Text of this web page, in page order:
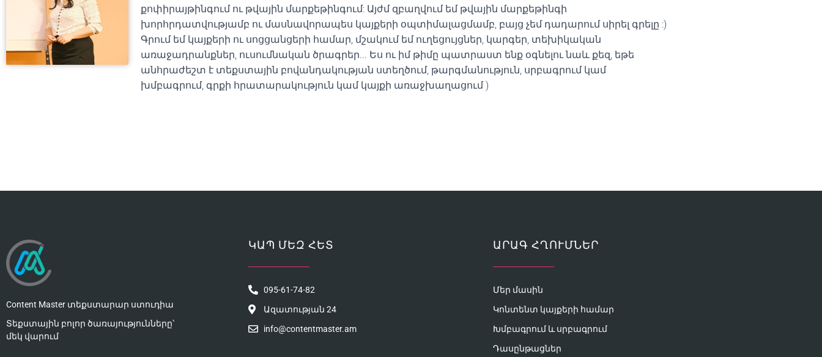
քոփիրայթինգում ու թվային մարքեթինգում: Այժմ զբաղվում եմ թվային մարքեթինգի
խորհրդատվությամբ ու մասնավորապես կայքերի օպտիմալացմամբ, բայց չեմ դադարում սիրել գրելը :)
Գրում եմ կայքերի ու սոցցանցերի համար, մշակում եմ ուղեցույցներ, կարգեր, տեխիկական
առաջադրանքներ, ուսումնական ծրագրեր... Ես ու իմ թիմը պատրաստ ենք օգնելու նաև քեզ, եթե
անհրաժեշտ է տեքստային բովանդակության ստեղծում, թարգմանություն, սրբագրում կամ
խմբագրում, գրքի հրատարակություն կամ կայքի առաջխաղացում )
Content Master տեքստարար ստուդիա
Տեքստային բոլոր ծառայությունները՝
մեկ վարում
ԿԱՊ ՄԵԶ ՀԵՏ
095-61-74-82
Ազատության 24
info@contentmaster.am
ԱՐԱԳ ՀՂՈՒՄՆԵՐ
Մեր մասին
Կոնտենտ կայքերի համար
Խմբագրում և սրբագրում
Դասընթացներ